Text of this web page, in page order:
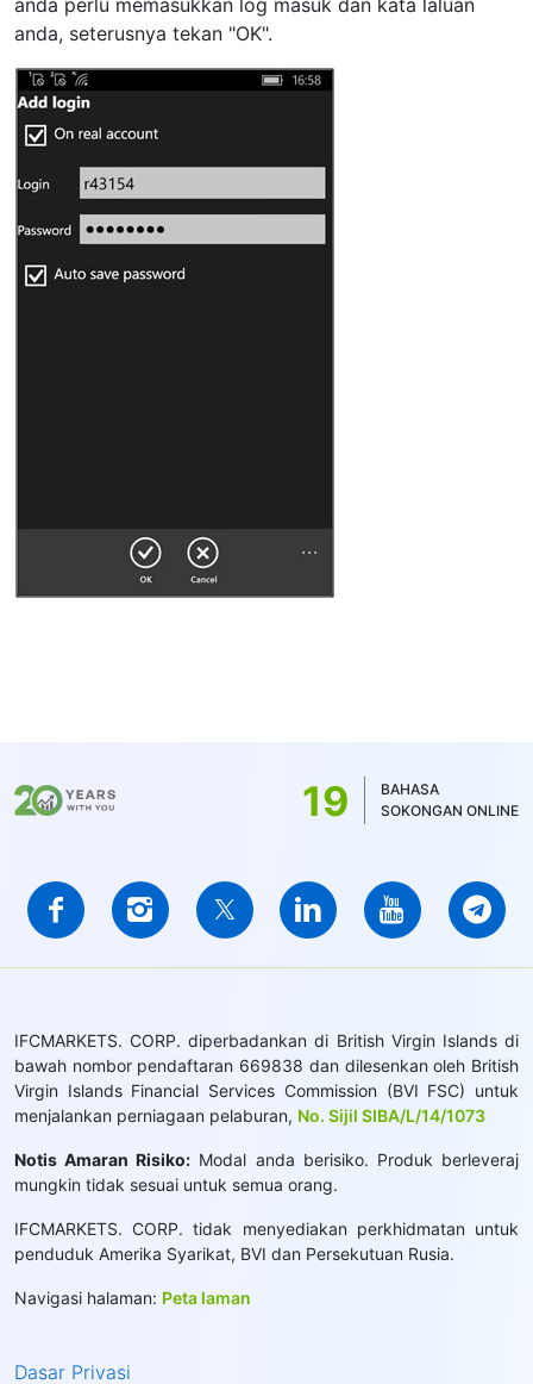
anda perlu memasukkan log masuk dan kata laluan
anda, seterusnya tekan "OK".
19
BAHASA
SOKONGAN ONLINE
IFCMARKETS. CORP. diperbadankan di British Virgin Islands di
bawah nombor pendaftaran 669838 dan dilesenkan oleh British
Virgin Islands Financial Services Commission (BVI FSC) untuk
menjalankan perniagaan pelaburan, No. Sijil SIBA/L/14/1073
Notis Amaran Risiko: Modal anda berisiko. Produk berleveraj
mungkin tidak sesuai untuk semua orang.
IFCMARKETS. CORP. tidak menyediakan perkhidmatan untuk
penduduk Amerika Syarikat, BVI dan Persekutuan Rusia.
Navigasi halaman: Peta laman
Dasar Privasi